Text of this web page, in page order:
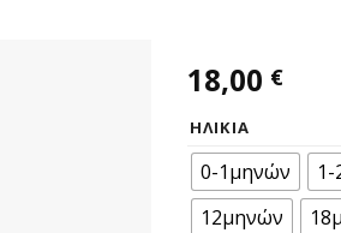
18,00 €
ΗΛΙΚΊΑ
0-1μηνών
12μηνών